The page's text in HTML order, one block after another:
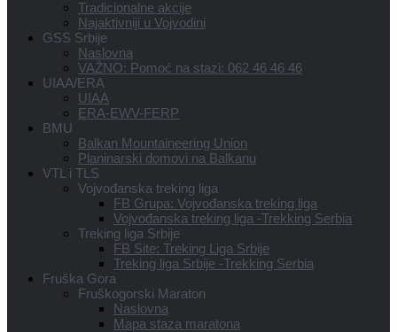
Tradicionalne akcije
Najaktivniji u Vojvodini
GSS Srbije
Naslovna
VAŽNO: Pomoć na stazi: 062 46 46 46
UIAA/ERA
UIAA
ERA-EWV-FERP
BMU
Balkan Mountaineering Union
Planinarski domovi na Balkanu
VTL i TLS
Vojvođanska treking liga
FB Grupa: Vojvođanska treking liga
Vojvođanska treking liga -Trekking Serbia
Treking liga Srbije
FB Site: Treking Liga Srbije
Treking liga Srbije -Trekking Serbia
Fruška Gora
Fruškogorski Maraton
Naslovna
Mapa staza maratona